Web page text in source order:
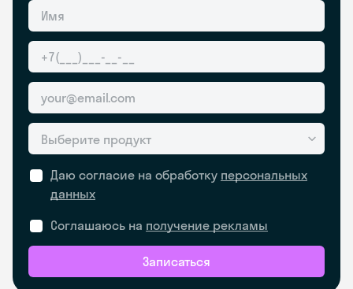
Выберите продукт
Даю согласие на обработку персональных
данных
Соглашаюсь на получение рекламы
Записаться